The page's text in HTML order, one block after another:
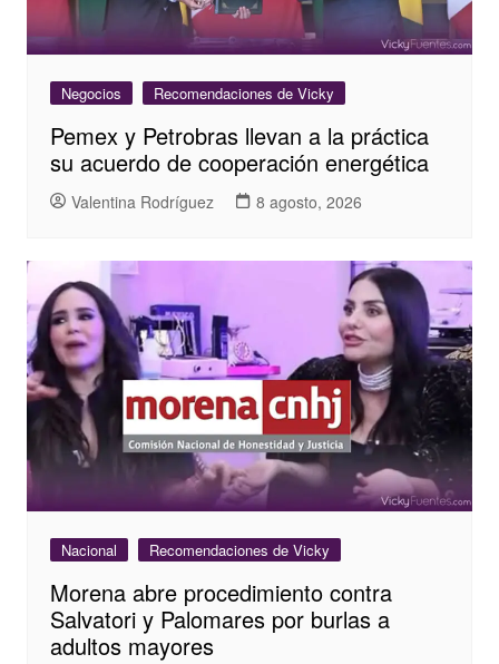
Negocios Recomendaciones de Vicky
Pemex y Petrobras llevan a la práctica
su acuerdo de cooperación energética
Valentina Rodríguez 8 agosto, 2026
Nacional Recomendaciones de Vicky
Morena abre procedimiento contra
Salvatori y Palomares por burlas a
adultos mayores